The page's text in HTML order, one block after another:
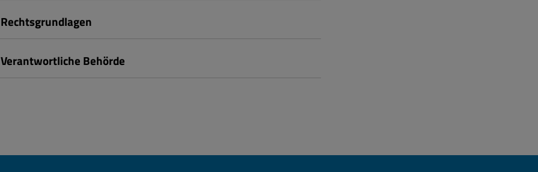
Rechtsgrundlagen
Verantwortliche Behörde